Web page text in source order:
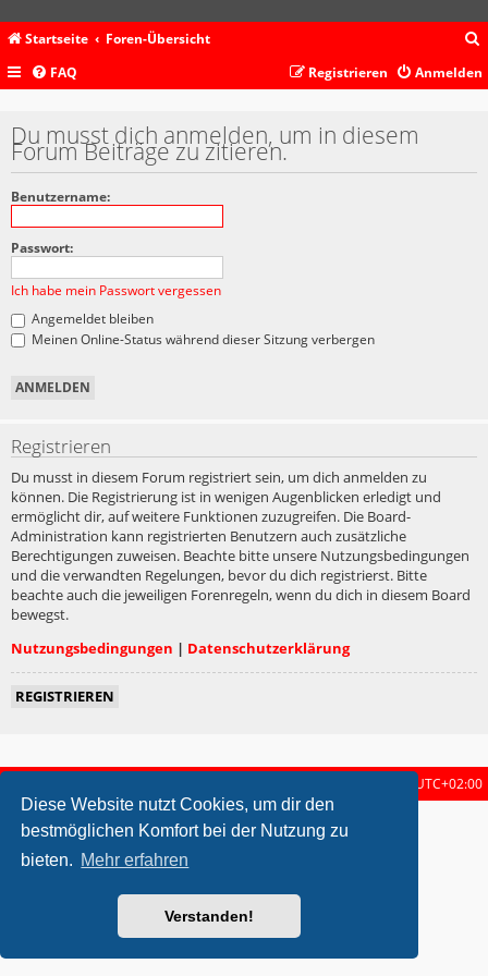
Diese Website nutzt Cookies, um dir den
bestmöglichen Komfort bei der Nutzung zu
bieten. Mehr erfahren
Verstanden!
Startseite Foren-Übersicht
c
FAQ Anmelden
Registrieren
Du musst dich anmelden, um in diesem
Forum Beiträge zu zitieren.
Benutzername:
Passwort:
Ich habe mein Passwort vergessen
Angemeldet bleiben
Meinen Online-Status während dieser Sitzung verbergen
Registrieren
Du musst in diesem Forum registriert sein, um dich anmelden zu
können. Die Registrierung ist in wenigen Augenblicken erledigt und
ermöglicht dir, auf weitere Funktionen zuzugreifen. Die Board-
Administration kann registrierten Benutzern auch zusätzliche
Berechtigungen zuweisen. Beachte bitte unsere Nutzungsbedingungen
und die verwandten Regelungen, bevor du dich registrierst. Bitte
beachte auch die jeweiligen Forenregeln, wenn du dich in diesem Board
bewegst.
Nutzungsbedingungen | Datenschutzerklärung
REGISTRIEREN
UTC+02:00
metrolike style by Eric Seguin Updated for phpBB3.2 by
Powered byphpBB ® Forum Software © phpBB Limited
Deutsche Übersetzung durch